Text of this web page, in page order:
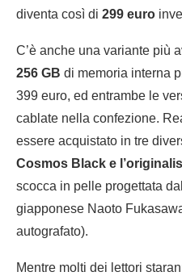
diventa così di 299 euro
C’è anche una variante più
256 GB di memoria interna
399 euro, ed entrambe le
cablate nella confezione.
essere acquistato in tre
Cosmos Black e
scocca in pelle progettata
giapponese Naoto
autografato).
Mentre molti dei lettori